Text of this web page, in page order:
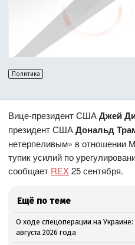
Политика
Вице-президент СШАДжей
президент СШАДональд
нетерпеливым» в отношении
тупик усилий по
сообщает REX25 сентября.
Ещё по теме
О ходе спецоперации на
августа 2026 года